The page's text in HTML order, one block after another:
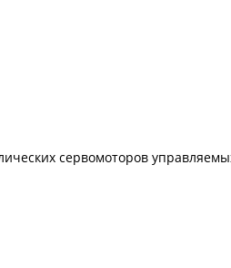
сервомоторов